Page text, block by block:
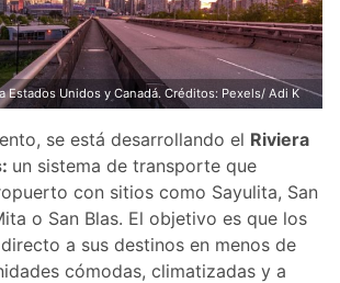
Estados Unidos y Canadá. Créditos: Pexels/ Adi K
se está desarrollando el Riviera
un sistema de transporte que
con sitios como Sayulita, San
o San Blas. El objetivo es que los
a sus destinos en menos de
cómodas, climatizadas y a